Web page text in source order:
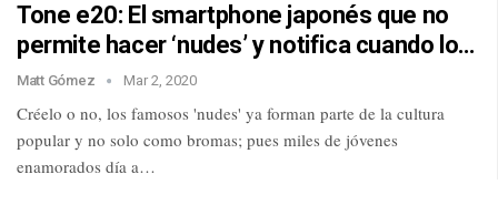
Tone e20: El smartphone japonés que no
permite hacer ‘nudes’ y notifica cuando lo…
Matt Gómez Mar 2, 2020
Créelo o no, los famosos 'nudes' ya forman parte de la cultura
popular y no solo como bromas; pues miles de jóvenes
enamorados día a…